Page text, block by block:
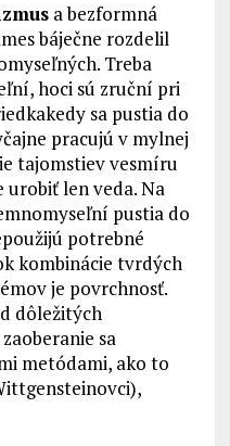
a bezformná
báječne rozdelil
Treba
hoci sú zruční pri
sa pustia do
pracujú v mylnej
tajomstiev vesmíru
urobiť len veda. Na
pustia do
potrebné
kombinácie tvrdých
je povrchnosť.
dôležitých
sa
metódami, ako to